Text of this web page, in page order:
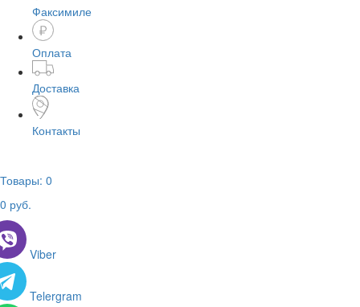
Факсимиле
Оплата
Доставка
Контакты
Товары: 0
0 руб.
Viber
Telergram